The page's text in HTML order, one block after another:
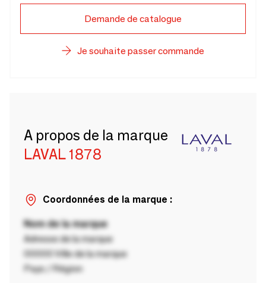
Demande de catalogue
Je souhaite passer commande
A propos de la marque
LAVAL 1878
Coordonnées de la marque :
Nom de la marque
Adresse de la marque
00000 Ville de la marque
Pays / Région